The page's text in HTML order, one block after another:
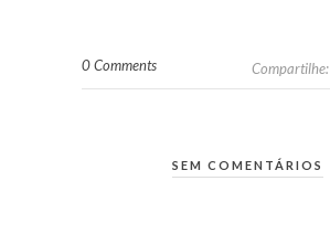
0 Comments Compartilhe:
SEM COMENTÁRIOS